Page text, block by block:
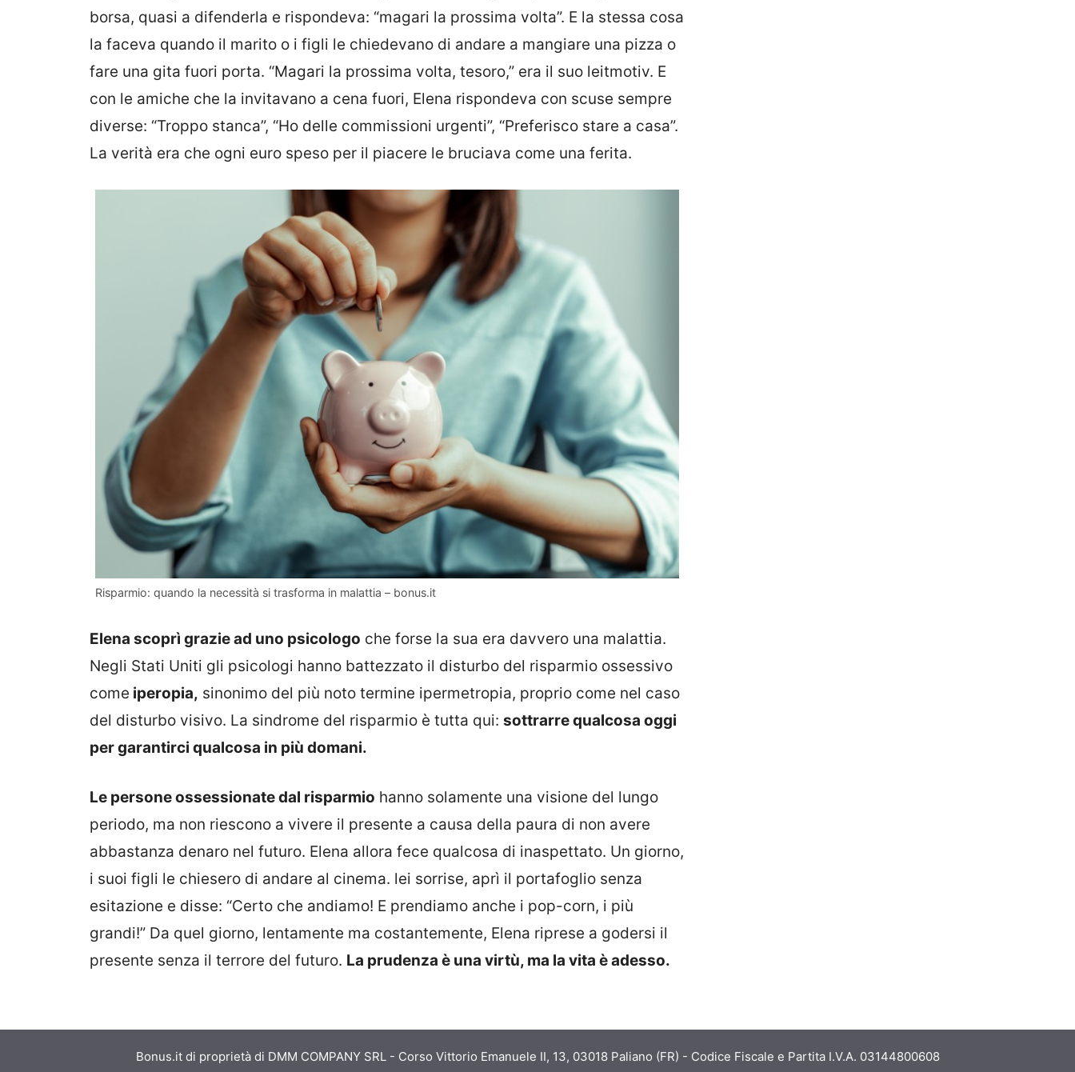
borsa, quasi a difenderla e rispondeva: “magari la prossima volta”. E la stessa cosa
la faceva quando il marito o i figli le chiedevano di andare a mangiare una pizza o
fare una gita fuori porta. “Magari la prossima volta, tesoro,” era il suo leitmotiv. E
con le amiche che la invitavano a cena fuori, Elena rispondeva con scuse sempre
diverse: “Troppo stanca”, “Ho delle commissioni urgenti”, “Preferisco stare a casa”.
La verità era che ogni euro speso per il piacere le bruciava come una ferita.
Risparmio: quando la necessità si trasforma in malattia – bonus.it
Elena scoprì grazie ad uno psicologo che forse la sua era davvero una malattia.
Negli Stati Uniti gli psicologi hanno battezzato il disturbo del risparmio ossessivo
come iperopia, sinonimo del più noto termine ipermetropia, proprio come nel caso
del disturbo visivo. La sindrome del risparmio è tutta qui: sottrarre qualcosa oggi
per garantirci qualcosa in più domani.
Le persone ossessionate dal risparmio hanno solamente una visione del lungo
periodo, ma non riescono a vivere il presente a causa della paura di non avere
abbastanza denaro nel futuro. Elena allora fece qualcosa di inaspettato. Un giorno,
i suoi figli le chiesero di andare al cinema. lei sorrise, aprì il portafoglio senza
esitazione e disse: “Certo che andiamo! E prendiamo anche i pop-corn, i più
grandi!” Da quel giorno, lentamente ma costantemente, Elena riprese a godersi il
presente senza il terrore del futuro. La prudenza è una virtù, ma la vita è adesso.
Bonus.it di proprietà di DMM COMPANY SRL - Corso Vittorio Emanuele II, 13, 03018 Paliano (FR) - Codice Fiscale e Partita I.V.A. 03144800608